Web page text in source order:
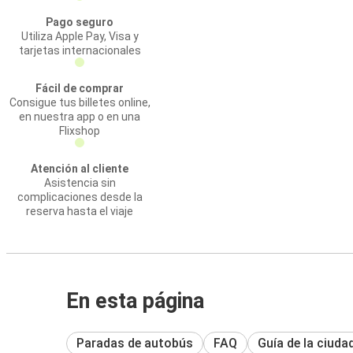
Pago seguro
Utiliza Apple Pay, Visa y
tarjetas internacionales
Fácil de comprar
Consigue tus billetes online,
en nuestra app o en una
Flixshop
Atención al cliente
Asistencia sin
complicaciones desde la
reserva hasta el viaje
En esta página
Paradas de autobús FAQ Guía de la